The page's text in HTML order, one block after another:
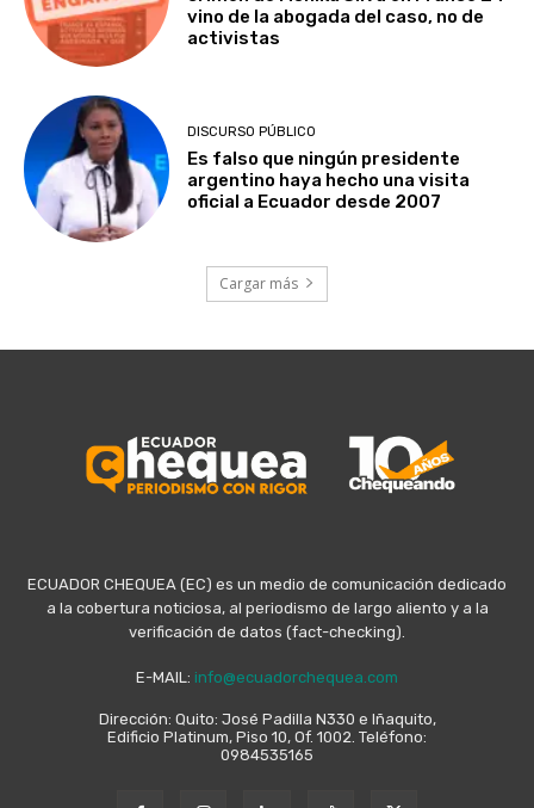
vino de la abogada del caso, no de
activistas
DISCURSO PÚBLICO
Es falso que ningún presidente
argentino haya hecho una visita
oficial a Ecuador desde 2007
Cargar más
ECUADOR CHEQUEA (EC) es un medio de comunicación dedicado
a la cobertura noticiosa, al periodismo de largo aliento y a la
verificación de datos (fact-checking).
E-MAIL: info@ecuadorchequea.com
Dirección: Quito: José Padilla N330 e Iñaquito,
Edificio Platinum, Piso 10, Of. 1002. Teléfono:
0984535165